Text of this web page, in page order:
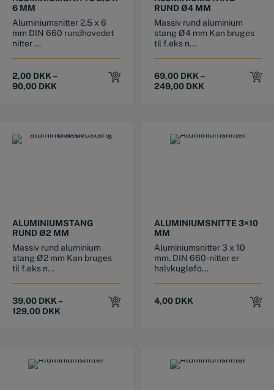
6 MM
Aluminiumsnitter 2,5 x 6
mm DIN 660 rundhovedet
nitter ...
2,00 DKK–
90,00 DKK
RUND Ø4 MM
Massiv rund aluminium
stang Ø4 mm Kan bruges
til f.eks n...
69,00 DKK–
249,00 DKK
ALUMINIUMSTANG
RUND Ø2 MM
Massiv rund aluminium
stang Ø2 mm Kan bruges
til f.eks n...
39,00 DKK –
129,00 DKK
ALUMINIUMSNITTE 3×10
MM
Aluminiumsnitter 3 x 10
mm. DIN 660-nitter er
halvkuglefo...
4,00 DKK